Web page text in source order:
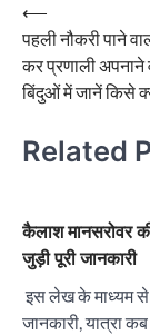
Post
navigation
⟵
पहली नौकरी पाने
कर प्रणाली अपनाने
बिंदुओं में जानें किसे
Related
कैलाश मानसरोवर
जुड़ी पूरी जानकारी
इस लेख के माध्यम से
जानकारी, यात्रा